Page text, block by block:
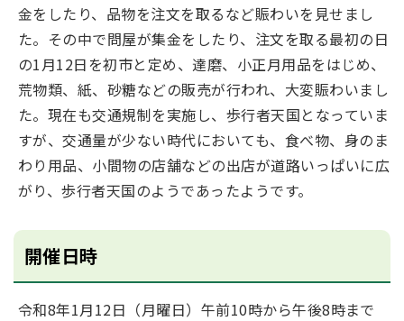
金をしたり、品物を注文を取るなど賑わいを見せまし
た。その中で問屋が集金をしたり、注文を取る最初の日
の1月12日を初市と定め、達磨、小正月用品をはじめ、
荒物類、紙、砂糖などの販売が行われ、大変賑わいまし
た。現在も交通規制を実施し、歩行者天国となっていま
すが、交通量が少ない時代においても、食べ物、身のま
わり用品、小間物の店舗などの出店が道路いっぱいに広
がり、歩行者天国のようであったようです。
開催日時
令和8年1月12日（月曜日）午前10時から午後8時まで